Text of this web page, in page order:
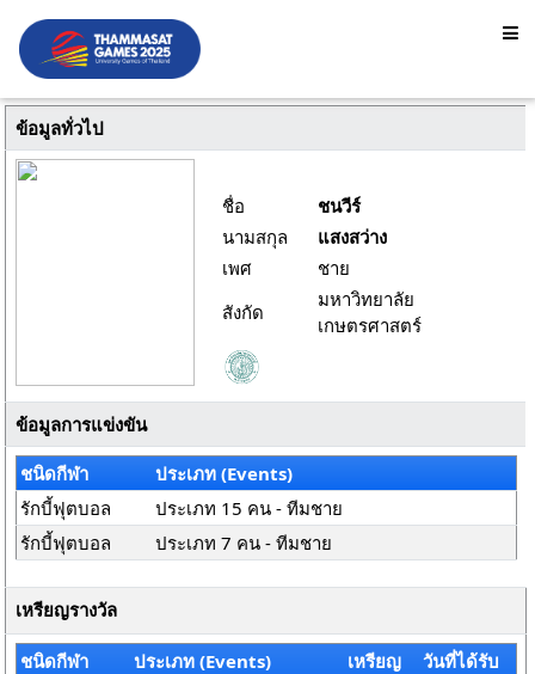
ข้อมูลทั่วไป
ชื่อ
ชนวีร์
นามสกุล
แสงสว่าง
เพศ
ชาย
สังกัด
มหาวิทยาลัย
เกษตรศาสตร์
ข้อมูลการแข่งขัน
ชนิดกีฬา
ประเภท (Events)
รักบี้ฟุตบอล
ประเภท 15 คน - ทีมชาย
รักบี้ฟุตบอล
ประเภท 7 คน - ทีมชาย
เหรียญรางวัล
ชนิดกีฬา ประเภท (Events)
เหรียญ
วันที่ได้รับ